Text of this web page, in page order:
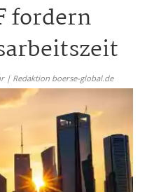
fordern
| Redaktion boerse-global.de